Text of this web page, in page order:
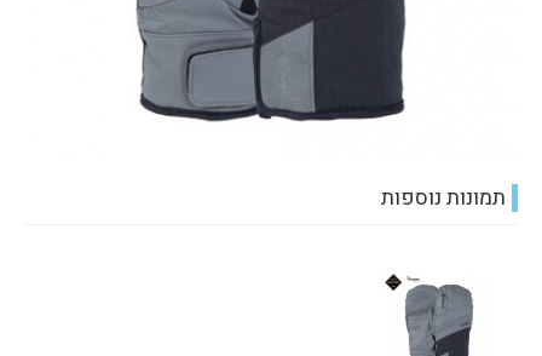
תמונות נוספות